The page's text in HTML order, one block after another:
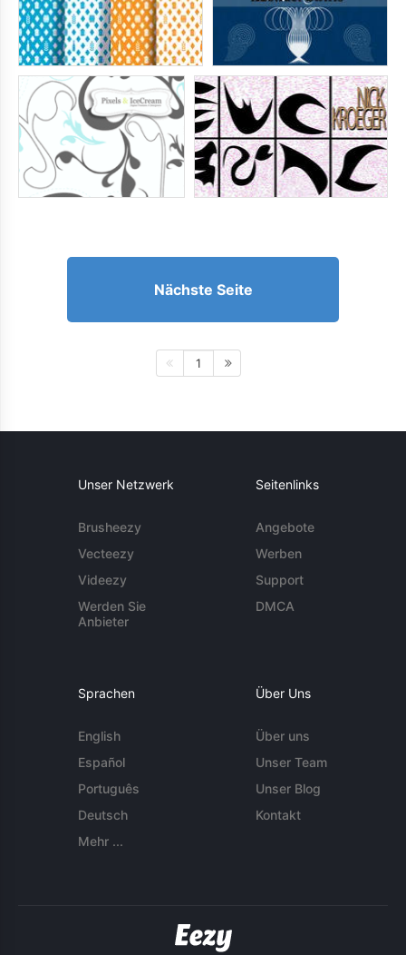
Nächste Seite
1
Unser Netzwerk
Brusheezy
Vecteezy
Videezy
Werden Sie
Anbieter
Seitenlinks
Angebote
Werben
Support
DMCA
Sprachen
English
Español
Português
Deutsch
Mehr ...
Über Uns
Über uns
Unser Team
Unser Blog
Kontakt